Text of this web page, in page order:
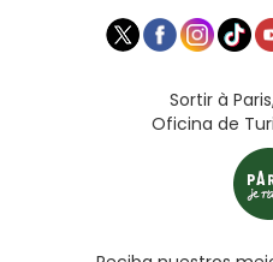
Sortir à
Oficina de